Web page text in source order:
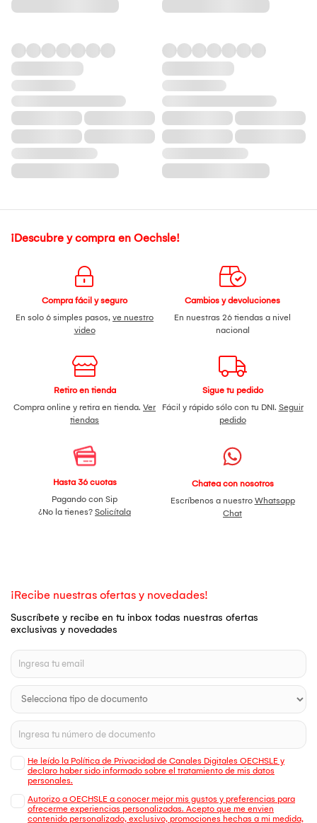
¡Descubre y compra en Oechsle!
Compra fácil y seguro
En solo 6 simples pasos, ve nuestro
video
Cambios y devoluciones
En nuestras 26 tiendas a nivel
nacional
Retiro en tienda
Compra online y retira en tienda. Ver
tiendas
Sigue tu pedido
Fácil y rápido sólo con tu DNI. Seguir
pedido
Hasta 36 cuotas
Pagando con Sip
¿No la tienes? Solicítala
Chatea con nosotros
Escríbenos a nuestro Whatsapp
Chat
¡Recibe nuestras ofertas y novedades!
Suscríbete y recibe en tu inbox todas nuestras ofertas
exclusivas y novedades
He leído la Política de Privacidad de Canales Digitales OECHSLE y
declaro haber sido informado sobre el tratamiento de mis datos
personales.
Autorizo a OECHSLE a conocer mejor mis gustos y preferencias para
ofrecerme experiencias personalizadas. Acepto que me envien
contenido personalizado, exclusivo, promociones hechas a mi medida,